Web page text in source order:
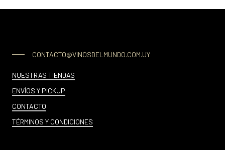
CONTACTO@VINOSDELMUNDO.COM.UY
NUESTRAS TIENDAS
ENVÍOS Y PICKUP
CONTACTO
TÉRMINOS Y CONDICIONES